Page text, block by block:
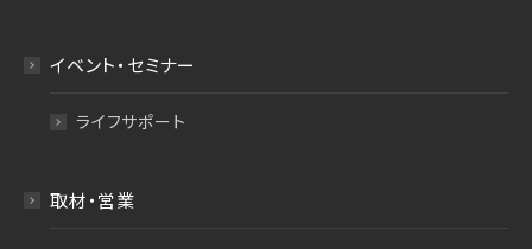
イベント・セミナー
ライフサポート
取材・営業